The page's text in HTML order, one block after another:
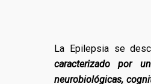
La Epilepsia se
caracterizado por
neurobiológicas,